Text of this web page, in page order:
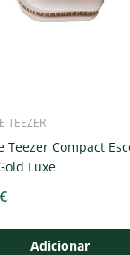
TEEZER
Teezer Compact
Luxe
Adicionar